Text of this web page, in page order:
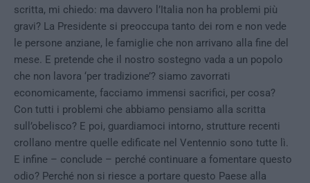
scritta, mi chiedo: ma davvero l’Italia non ha problemi più
gravi? La Presidente si preoccupa tanto dei rom e non vede
le persone anziane, le famiglie che non arrivano alla fine del
mese. E pretende che il nostro sostegno vada a un popolo
che non lavora ‘per tradizione’? siamo zavorrati
economicamente, facciamo immensi sacrifici, per cosa?
Con tutti i problemi che abbiamo pensiamo alla scritta
sull’obelisco? E poi, guardiamoci intorno, strutture recenti
crollano mentre quelle edificate nel Ventennio sono tutte lì.
E infine – conclude – perché continuare a fomentare questo
odio? Perché non si riesce a portare questo Paese alla